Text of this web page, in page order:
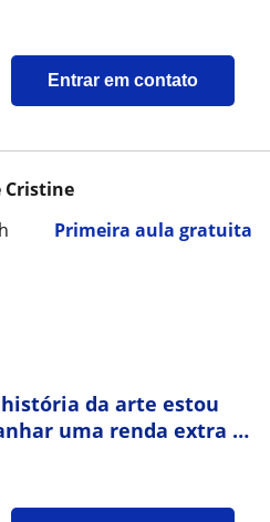
Entrar em contato
Primeira aula gratuita
Cristine
da arte estou
uma renda extra e